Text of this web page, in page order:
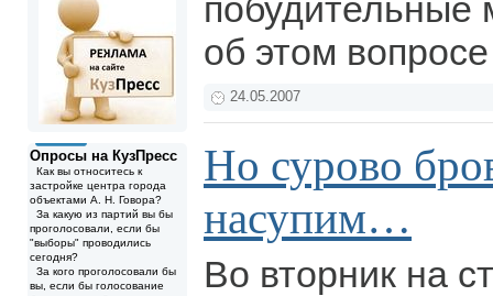
Опросы на КузПресс
Как вы относитесь к
застройке центра города
объектами А. Н. Говора?
За какую из партий вы бы
проголосовали, если бы
"выборы" проводились
сегодня?
За кого проголосовали бы
вы, если бы голосование
побудительные
об этом
24.05.2007
Но сурово
насупим…
Во вторник на